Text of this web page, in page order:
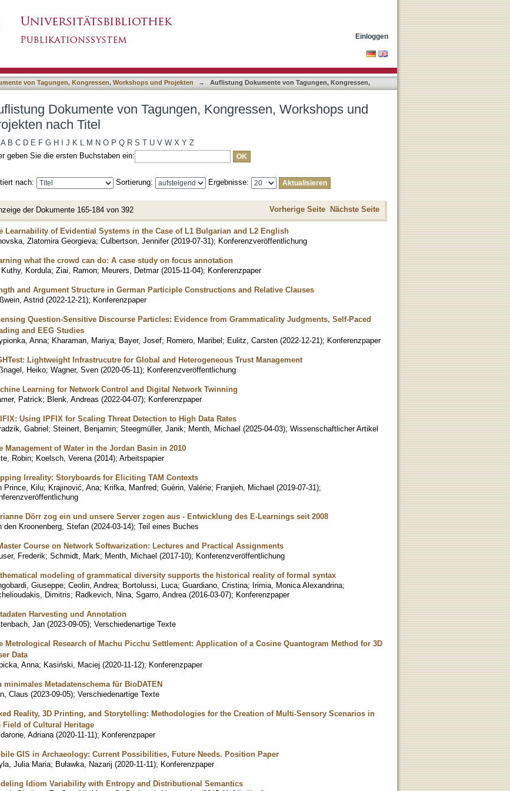
Einloggen
von Tagungen, Kongressen, Workshops und Projekten →
Auflistung Dokumente von Tagungen, Kongressen,
Dokumente von Tagungen, Kongressen, Workshops und
nach Titel
A B C D E F G H J K L M N O P Q R S T U V W X Y Z
geben Sie die ersten Buchstaben ein:
nach: Sortierung: Ergebnisse:
der Dokumente 165-184 von 392 Vorherige Seite Nächste Seite
Learnability of Evidential Systems in the Case of L1 Bulgarian and L2 English
Zlatomira Georgieva; Culbertson, Jennifer (2019-07-31); Konferenzveröffentlichung
what the crowd can do: A case study on focus annotation
Kuthy, Kordula; Ziai, Ramon; Meurers, Detmar (2015-11-04); Konferenzpaper
and Argument Structure in German Participle Constructions and Relative Clauses
Astrid (2022-12-21); Konferenzpaper
Question-Sensitive Discourse Particles: Evidence from Grammaticality Judgments, Self-Paced
and EEG Studies
Anna; Kharaman, Mariya; Bayer, Josef; Romero, Maribel; Eulitz, Carsten (2022-12-21); Konferenzpaper
Lightweight Infrastrucutre for Global and Heterogeneous Trust Management
Heiko; Wagner, Sven (2020-05-11); Konferenzveröffentlichung
Learning for Network Control and Digital Network Twinning
Patrick; Blenk, Andreas (2022-04-07); Konferenzpaper
Using IPFIX for Scaling Threat Detection to High Data Rates
Gabriel; Steinert, Benjamin; Steegmüller, Janik; Menth, Michael (2025-04-03); Wissenschaftlicher Artikel
Management of Water in the Jordan Basin in 2010
Robin; Koelsch, Verena (2014); Arbeitspapier
Irreality: Storyboards for Eliciting TAM Contexts
Prince, Kilu; Krajinović, Ana; Krifka, Manfred; Guérin, Valérie; Franjieh, Michael (2019-07-31);
Dörr zog ein und unsere Server zogen aus - Entwicklung des E-Learnings seit 2008
den Kroonenberg, Stefan (2024-03-14); Teil eines Buches
Course on Network Softwarization: Lectures and Practical Assignments
Frederik; Schmidt, Mark; Menth, Michael (2017-10); Konferenzveröffentlichung
modeling of grammatical diversity supports the historical reality of formal syntax
Giuseppe; Ceolin, Andrea; Bortolussi, Luca; Guardiano, Cristina; Irimia, Monica Alexandrina;
Dimitris; Radkevich, Nina; Sgarro, Andrea (2016-03-07); Konferenzpaper
Harvesting und Annotation
Jan (2023-09-05); Verschiedenartige Texte
Metrological Research of Machu Picchu Settlement: Application of a Cosine Quantogram Method for 3D
Data
Anna; Kasiński, Maciej (2020-11-12); Konferenzpaper
minimales Metadatenschema für BioDATEN
Claus (2023-09-05); Verschiedenartige Texte
Reality, 3D Printing, and Storytelling: Methodologies for the Creation of Multi-Sensory Scenarios in
Field of Cultural Heritage
Adriana (2020-11-11); Konferenzpaper
GIS in Archaeology: Current Possibilities, Future Needs. Position Paper
Julia Maria; Buławka, Nazarij (2020-11-11); Konferenzpaper
Idiom Variability with Entropy and Distributional Semantics